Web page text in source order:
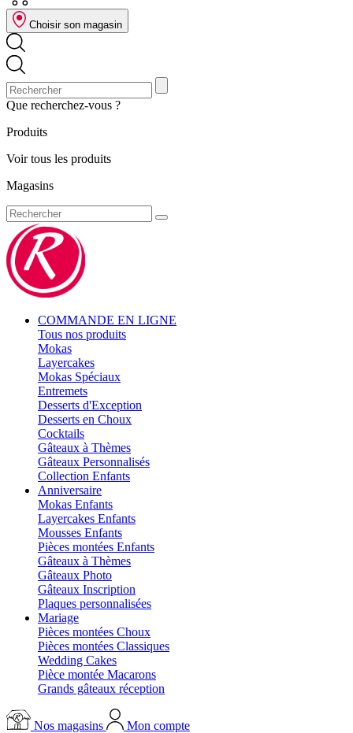
Choisir son magasin
Que recherchez-vous ?
Produits
Voir tous les produits
Magasins
COMMANDE EN LIGNE
Tous nos produits
Mokas
Layercakes
Mokas Spéciaux
Entremets
Desserts d'Exception
Desserts en Choux
Cocktails
Gâteaux à Thèmes
Gâteaux Personnalisés
Collection Enfants
Anniversaire
Mokas Enfants
Layercakes Enfants
Mousses Enfants
Pièces montées Enfants
Gâteaux à Thèmes
Gâteaux Photo
Gâteaux Inscription
Plaques personnalisées
Mariage
Pièces montées Choux
Pièces montées Classiques
Wedding Cakes
Pièce montée Macarons
Grands gâteaux réception
Nos magasins Mon compte